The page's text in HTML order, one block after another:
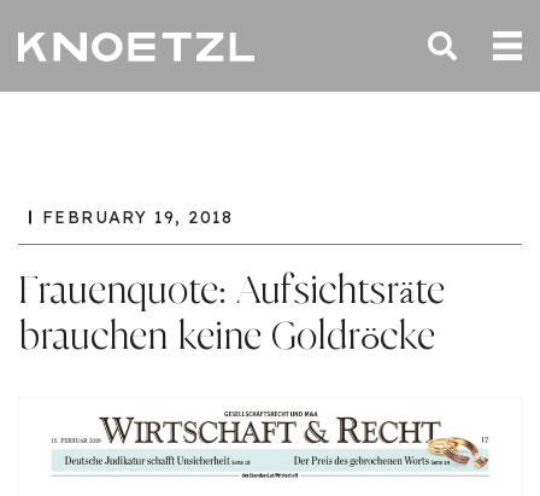
FEBRUARY 19, 2018
Frauenquote: Aufsichtsräte
brauchen keine Goldröcke